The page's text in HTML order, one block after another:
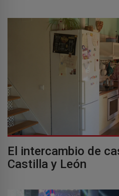
El intercambio de
Castilla y León